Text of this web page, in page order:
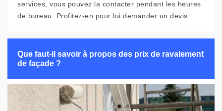
services, vous pouvez la contacter pendant les heures
de bureau. Profitez-en pour lui demander un devis.
Que faut-il savoir à propos des prix de ravalement
de façade ?